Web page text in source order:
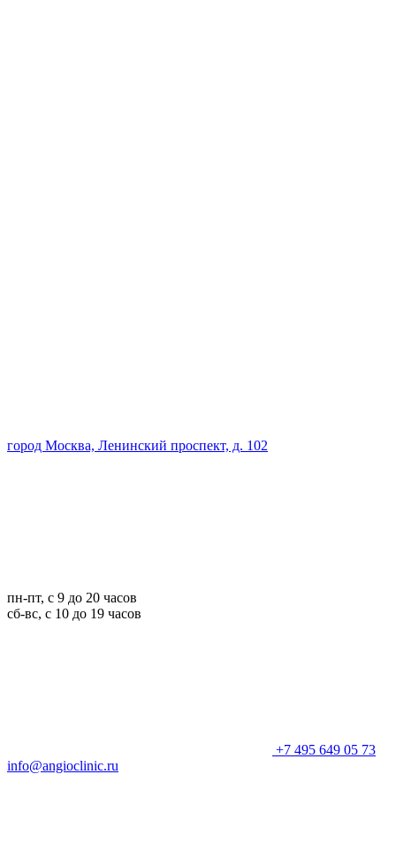
город Москва, Ленинский проспект, д. 102
пн-пт, с 9 до 20 часов
сб-вс, с 10 до 19 часов
+7 495 649 05 73
info@angioclinic.ru